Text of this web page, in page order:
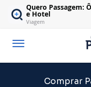
Quero Passagem:
e Hotel
Viagem
Comprar